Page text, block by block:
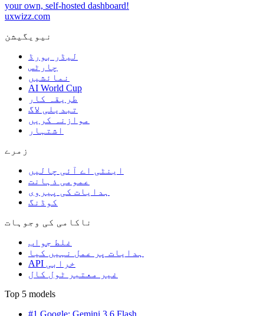
your own, self-hosted dashboard!
uxwizz.com
نیویگیشن
لیڈر بورڈ
چارٹس
نمائشیں
AI World Cup
طریقہ کار
تبدیلی لاگ
موازنہ کریں
اشتہار
زمرے
اینٹی اے آئی چالیں
عمومی ذہانت
ہدایات کی پیروی
کوڈنگ
ناکامی کی وجوہات
غلط جواب
ہدایات پر عمل نہیں کیا
API خرابی
غیر معتبر ٹول کال
Top 5 models